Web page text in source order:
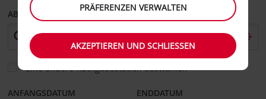
ABHOLEN VON
Eine andere Rückgabestation auswählen
ANFANGSDATUM ENDDATUM
PRÄFERENZEN VERWALTEN
AKZEPTIEREN UND SCHLIESSEN